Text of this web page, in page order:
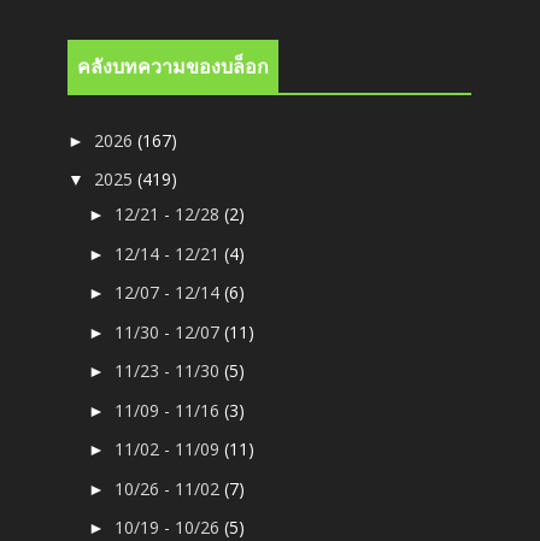
คลังบทความของบล็อก
► 2026(167)
▼ 2025(419)
► 12/21 - 12/28(2)
► 12/14 - 12/21(4)
► 12/07 - 12/14(6)
► 11/30 - 12/07(11)
► 11/23 - 11/30(5)
► 11/09 - 11/16(3)
► 11/02 - 11/09(11)
► 10/26 - 11/02(7)
► 10/19 - 10/26(5)